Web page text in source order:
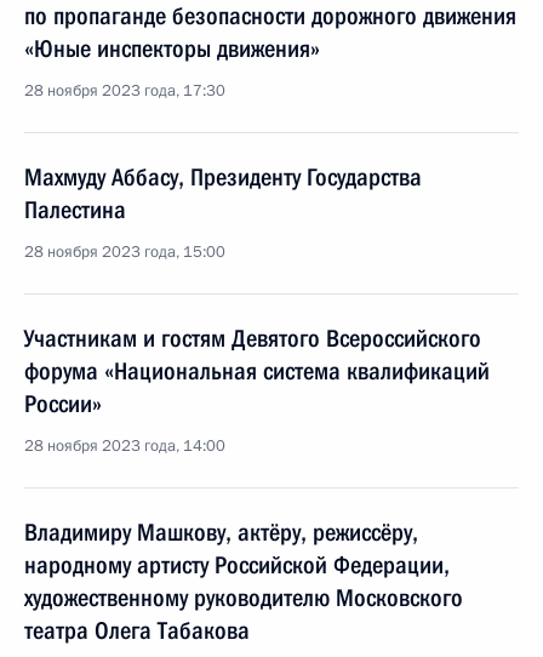
по пропаганде безопасности дорожного движения
«Юные инспекторы движения»
28 ноября 2023 года, 17:30
Махмуду Аббасу, Президенту Государства
Палестина
28 ноября 2023 года, 15:00
Участникам и гостям Девятого Всероссийского
форума «Национальная система квалификаций
России»
28 ноября 2023 года, 14:00
Владимиру Машкову, актёру, режиссёру,
народному артисту Российской Федерации,
художественному руководителю Московского
театра Олега Табакова